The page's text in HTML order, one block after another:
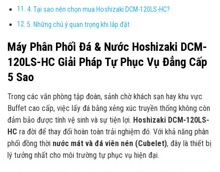
4. Tại sao nên chọn mua Hoshizaki DCM-120LS-HC?
5. Những chú ý quan trọng khi lắp đặt
Máy Phân Phối Đá & Nước Hoshizaki DCM-
120LS-HC Giải Pháp Tự Phục Vụ Đẳng Cấp
5 Sao
Trong các văn phòng tập đoàn, sảnh chờ khách sạn hay khu vực
Buffet cao cấp, việc lấy đá bằng xẻng xúc truyền thống không còn
đảm bảo được tính vệ sinh và sự tiện lợi. Hoshizaki DCM-120LS-
HC ra đời để thay đổi hoàn toàn trải nghiệm đó. Với khả năng phân
phối đồng thời nước mát và đá viên nén (Cubelet), đây là thiết bị
lý tưởng nhất cho môi trường tự phục vụ hiện đại.